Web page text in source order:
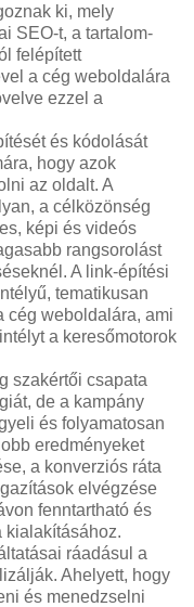
ki, mely
SEO-t, a tartalom-
felépített
a cég weboldalára
ezzel a
és kódolását
hogy azok
az oldalt. A
a célközönség
képi és videós
rangsorolást
A link-építési
tematikusan
cég weboldalára, ami
a keresőmotorok
szakértői csapata
de a kampány
és folyamatosan
eredményeket
a konverziós ráta
elvégzése
fenntartható és
kialakításához.
ráadásul a
Ahelyett, hogy
és menedzselni